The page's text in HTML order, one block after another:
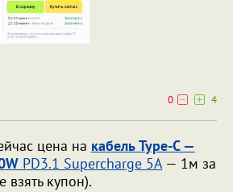
0
4
цена на кабель Type-C —
PD3.1 Supercharge 5A— 1м за
взять купон).